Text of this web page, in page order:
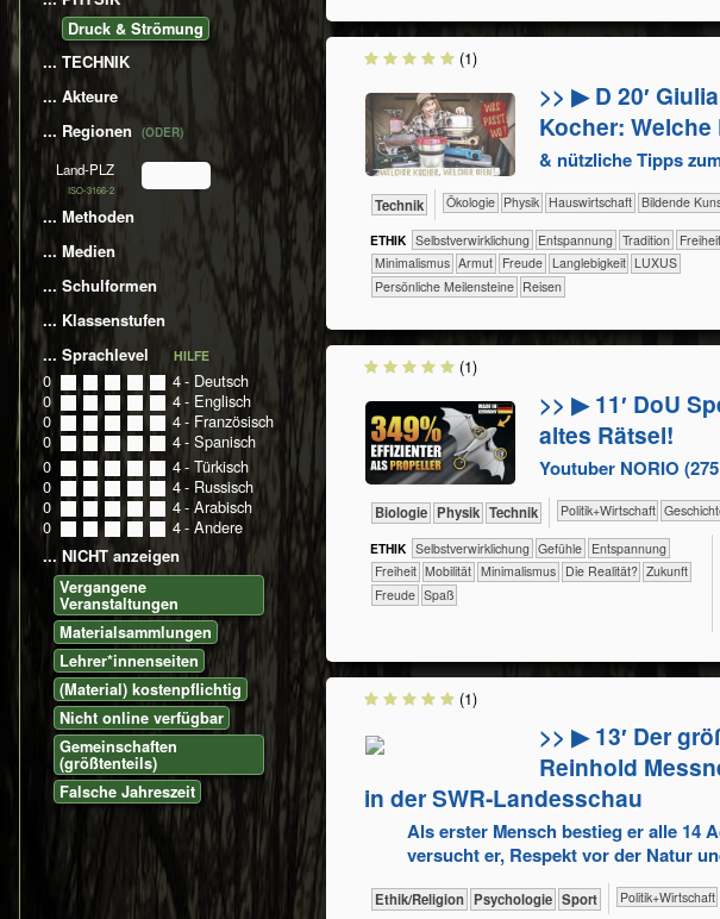
>> ▶ D 20′
Kocher:
& nützliche Tipps
​Technik ​​​​​​​​Ökologie ​​​​​​​Physik ​Haus­wirtschaft Bildende
ETHIK ​​​​​​​​​​​​​​​​​​​​​​​​​​​​​​​​​​​​​​​​Selbst­verwirklichung ​​​​​​​​​​​​​Entspannung ​​​​​​​​​​​Tradition ​​​Freiheit
​​Minimalismus Armut Freude Langlebigkeit LUXUS
Persönliche Meilensteine Reisen
(1)
>> ▶ 11′ DoU
altes Rätsel!
Youtuber NORIO
​​​​​​Biologie ​​​​​​Physik ​Technik ​​​​​​​​​Politik+​Wirtschaft
ETHIK ​​​​​​​​​​​​​​​​​​​​​​​​​​​​​​​​​​​​​​​​Selbst­verwirklichung ​​​​​​​​​​​​​​​Gefühle ​​​​​​​​​​​​​Entspannung
​​​Freiheit ​​​Mobilität ​​Minimalismus ​Die Realität? ​Zukunft
Freude Spaß
(1)
>> ▶ 13′ Der
Reinhold
in der SWR‑Landesschau
Als erster Mensch bestieg er alle 14
versucht er, Respekt vor der Natur
​​​​​​​​​​Ethik/​Religion ​​​​​​​​​​Psychologie Sport ​​​​​​​​​Politik+​Wirtschaft
(1)
Druck & Strömung
... TECHNIK
... Akteure
... Regionen (ODER)
Land-PLZ
ISO-3166-2
... Methoden
... Medien
... Schulformen
... Klassenstufen
... Sprachlevel
HILFE
0 0 1 2 3 4- Deutsch
0
0 1 2 3 4- Englisch
0
0 1 2 3 4- Französisch
0
0 1 2 3 4- Spanisch
0
0 1 2 3 4- Türkisch
0
0 1 2 3 4- Russisch
0
0 1 2 3 4- Arabisch
0
0 1 2 3 4- Andere
... NICHT anzeigen
Vergangene
Veranstaltungen
Materialsammlungen
Lehrer*innenseiten
(Material) kostenpflichtig
Nicht online verfügbar
Gemeinschaften
(größtenteils)
Falsche Jahreszeit